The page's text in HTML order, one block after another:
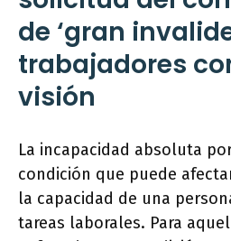
de ‘gran
trabajadores
visión
La incapacidad absoluta
condición que puede
la capacidad de una
tareas laborales. Para